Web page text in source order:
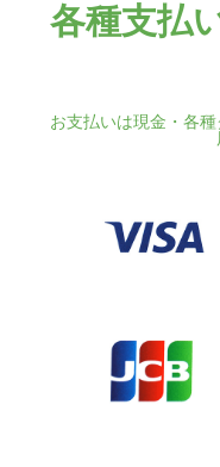
各種支払
お支払いは現金・各